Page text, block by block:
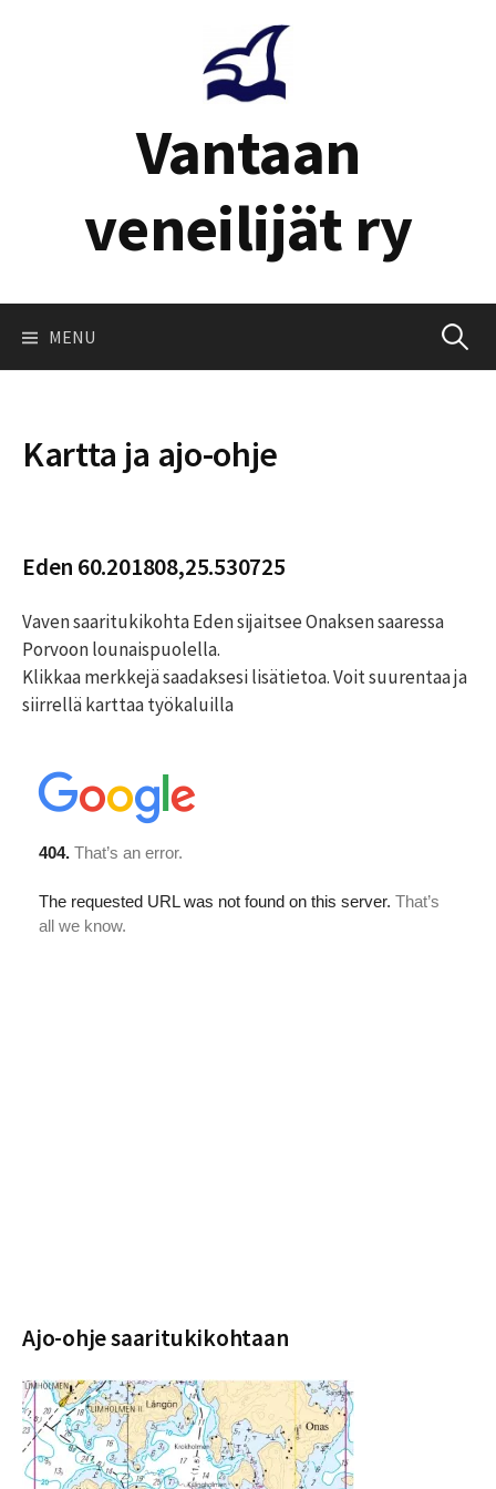
Vantaan
veneilijät ry
MENU Haku:
Kartta ja ajo-ohje
Eden 60.201808,25.530725
Vaven saaritukikohta Eden sijaitsee Onaksen saaressa
Porvoon lounaispuolella.
Klikkaa merkkejä saadaksesi lisätietoa. Voit suurentaa ja
siirrellä karttaa työkaluilla
Ajo-ohje saaritukikohtaan